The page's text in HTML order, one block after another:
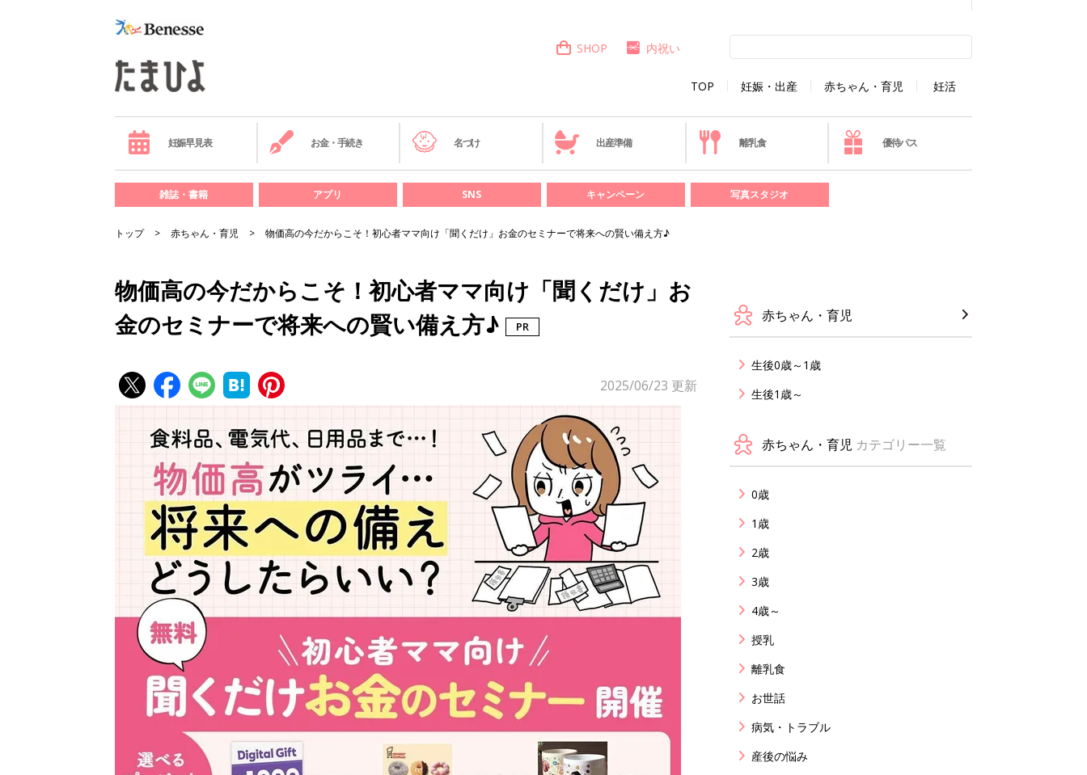
TOP 妊娠・出産 赤ちゃん・育児 妊活
SHOP 内祝い
妊娠早見表 お金・手続き 名づけ 出産準備 離乳食 優待パス
雑誌・書籍 アプリ SNS キャンペーン 写真スタジオ
トップ 赤ちゃん・育児 物価高の今だからこそ！初心者ママ向け「聞くだけ」お金のセミナーで将来への賢い備え方♪
物価高の今だからこそ！初心者ママ向け「聞くだけ」お
金のセミナーで将来への賢い備え方♪
2025/06/23 更新
赤ちゃん・育児
生後0歳～1歳
生後1歳～
赤ちゃん・育児 カテゴリー一覧
0歳
1歳
2歳
3歳
4歳～
授乳
離乳食
お世話
病気・トラブル
産後の悩み